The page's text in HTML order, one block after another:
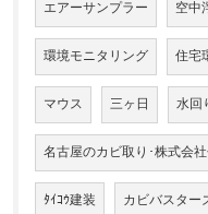
エアーサンプラー 空中
環境モニタリング 住宅
マウス 三ヶ日 水回
名古屋のカビ取り･株式会
ﾀｲｺｳ建装 カビバスター